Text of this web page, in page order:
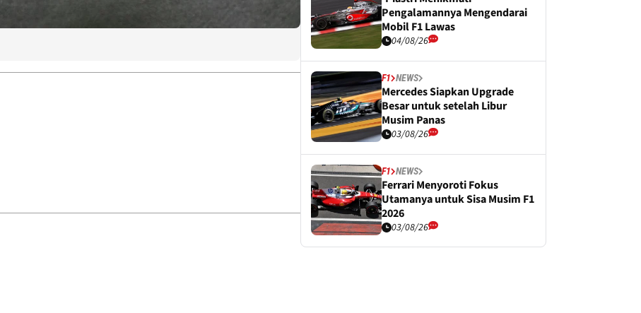
Pengalamannya Mengendarai
Mobil F1 Lawas
04/08/26
F1 NEWS
Mercedes Siapkan Upgrade
Besar untuk setelah Libur
Musim Panas
03/08/26
F1 NEWS
Ferrari Menyoroti Fokus
Utamanya untuk Sisa Musim F1
2026
03/08/26